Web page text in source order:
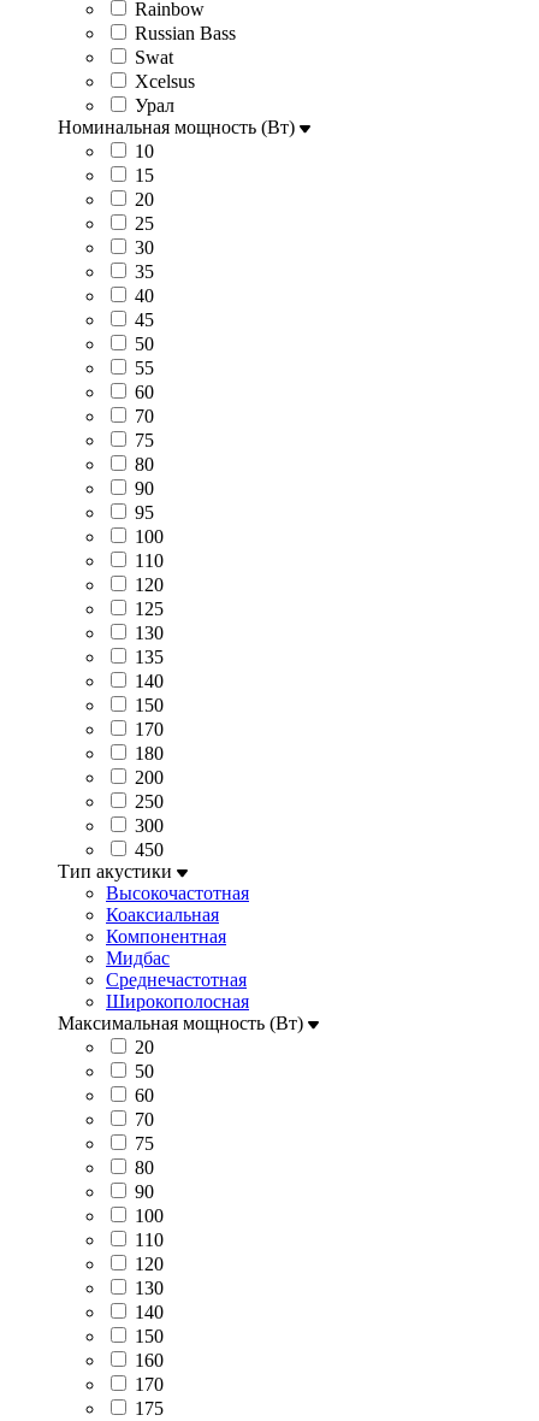
Rainbow
Russian Bass
Swat
Xcelsus
Урал
Номинальная мощность (Вт)
10
15
20
25
30
35
40
45
50
55
60
70
75
80
90
95
100
110
120
125
130
135
140
150
170
180
200
250
300
450
Тип акустики
Высокочастотная
Коаксиальная
Компонентная
Мидбас
Среднечастотная
Широкополосная
Максимальная мощность (Вт)
20
50
60
70
75
80
90
100
110
120
130
140
150
160
170
175